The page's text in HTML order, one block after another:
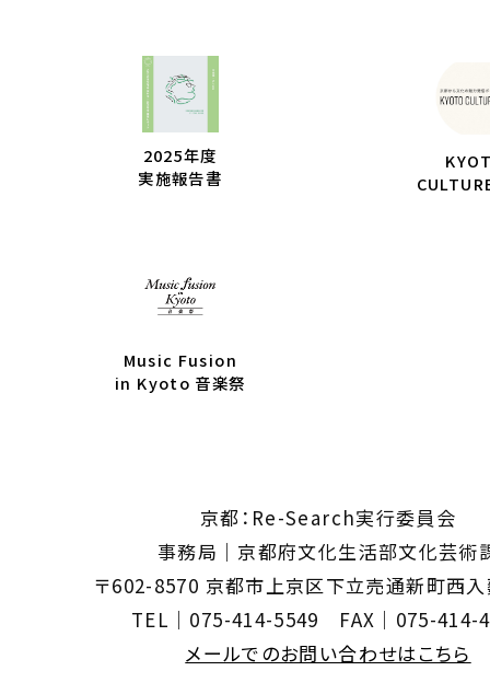
2025年度
実施報告書
Music Fusion
in Kyoto 音楽祭
京都：Re-Search実行委員会
事務局｜京都府文化生活部文化芸術
〒602-8570 京都市上京区下立売通新町西入
TEL｜075-414-5549 FAX｜075-414-
メールでのお問い合わせはこちら